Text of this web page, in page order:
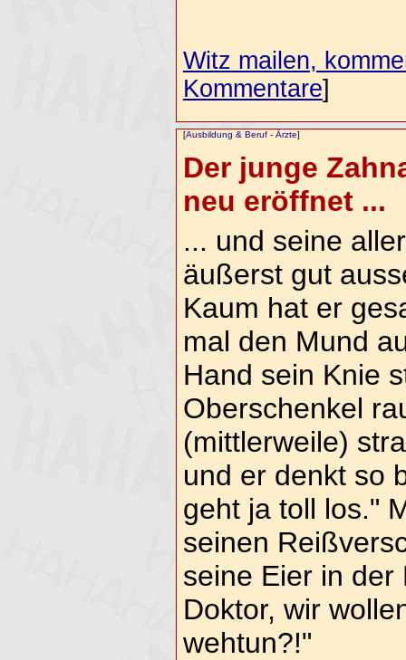
Witz mailen,
Kommentare]
[Ausbildung & Beruf- Ärzte]
Der junge
neu eröffnet ...
... und seine
äußerst gut
Kaum hat er
mal den Mund
Hand sein Knie
Oberschenkel
(mittlerweile)
und er denkt so
geht ja toll los."
seinen
seine Eier in der
Doktor, wir
wehtun?!"